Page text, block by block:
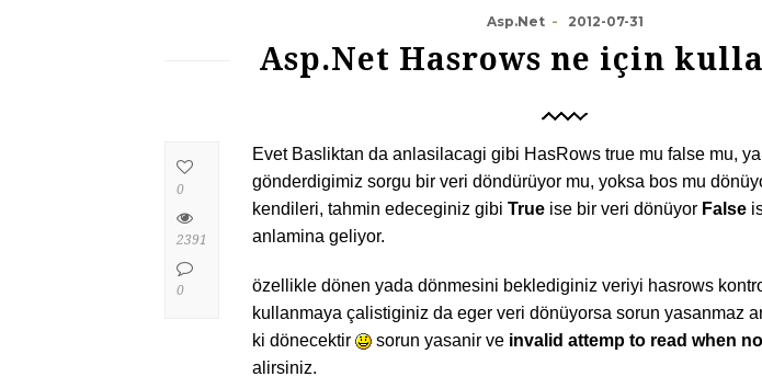
Asp.Net - 2012-07-31
Asp.Net Hasrows ne için
Evet Basliktan da anlasilacagi gibi HasRows true mu false mu,
gönderdigimiz sorgu bir veri döndürüyor mu, yoksa bos mu
kendileri, tahmin edeceginiz gibi True ise bir veri dönüyor False
anlamina geliyor.
özellikle dönen yada dönmesini beklediginiz veriyi hasrows
kullanmaya çalistiginiz da eger veri dönüyorsa sorun yasanmaz
ki dönecektir
sorun yasanir ve invalid attemp to read when
alirsiniz.
0
2391
0